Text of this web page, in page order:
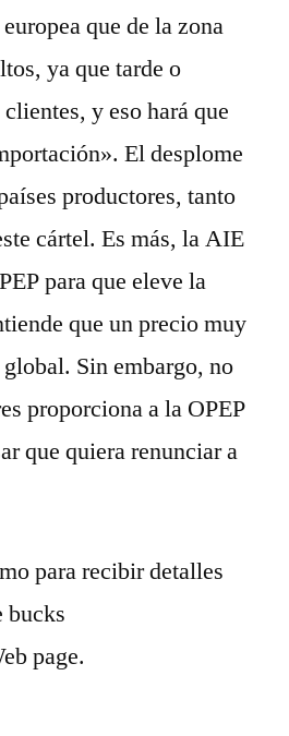
que de la zona
ya que tarde o
y eso hará que
El desplome
productores, tanto
cártel. Es más, la AIE
para que eleve la
que un precio muy
Sin embargo, no
proporciona a la OPEP
que quiera renunciar a
para recibir detalles
bucks
page.